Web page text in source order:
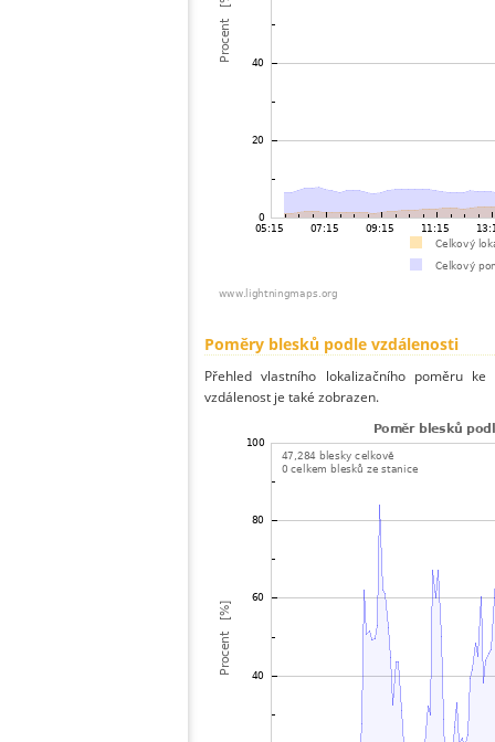
Poměry blesků podle vzdálenosti
Přehled vlastního lokalizačního poměru
vzdálenost je také zobrazen.